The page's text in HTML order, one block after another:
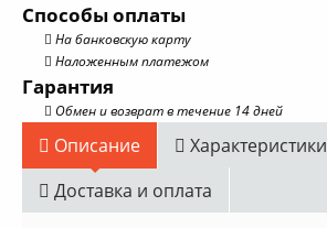
Способы оплаты
На банковскую карту
Наложенным платежом
Гарантия
Обмен и возврат в течение 14 дней
Описание Характеристики
Доставка и оплата